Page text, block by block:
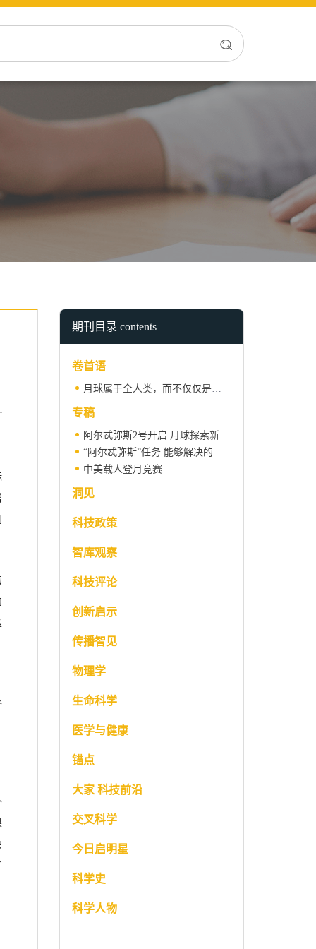
期刊目录 contents
卷首语
月球属于全人类，而不仅仅是那些有能力抵达那里的国家
专稿
阿尔忒弥斯2号开启 月球探索新时代
“阿尔忒弥斯”任务 能够解决的五大月球之谜
中美载人登月竞赛
洞见
科技政策
智库观察
科技评论
创新启示
传播智见
物理学
生命科学
医学与健康
锚点
大家 科技前沿
交叉科学
今日启明星
科学史
科学人物